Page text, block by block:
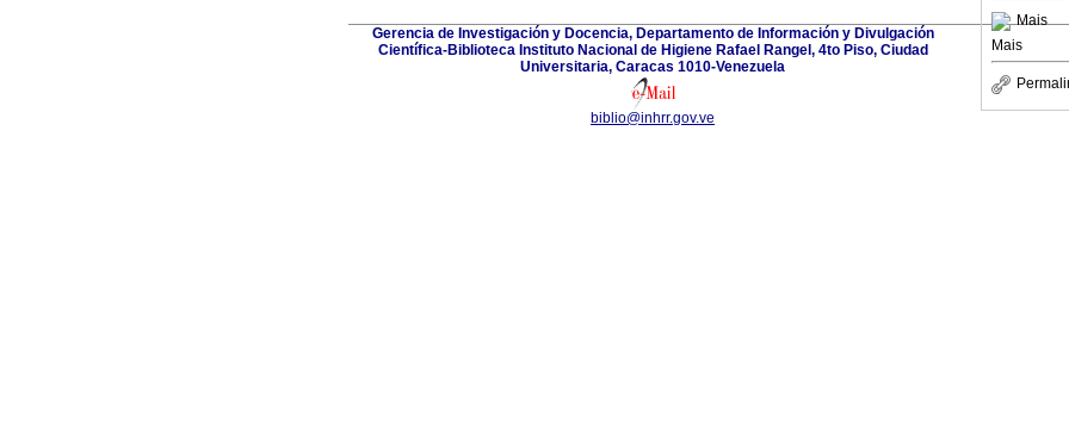
Mais
Mais
Gerencia de Investigación y Docencia, Departamento de Información y Divulgación
Científica-Biblioteca Instituto Nacional de Higiene Rafael Rangel, 4to Piso, Ciudad
Universitaria, Caracas 1010-Venezuela
biblio@inhrr.gov.ve